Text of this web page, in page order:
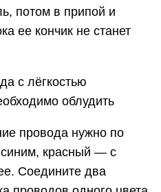
потом в припой и
ее кончик не станет
с лёгкостью
облудить
провода нужно по
красный — с
Соедините два